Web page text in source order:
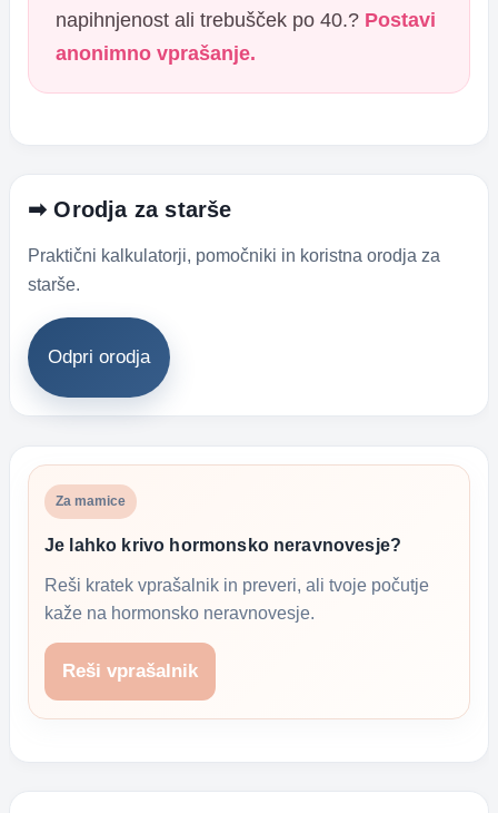
napihnjenost ali trebušček po 40.? Postavi
anonimno vprašanje.
➡ Orodja za starše
Praktični kalkulatorji, pomočniki in koristna orodja za
starše.
Odpri orodja
Za mamice
Je lahko krivo hormonsko neravnovesje?
Reši kratek vprašalnik in preveri, ali tvoje počutje
kaže na hormonsko neravnovesje.
Reši vprašalnik